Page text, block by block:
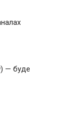
— буде